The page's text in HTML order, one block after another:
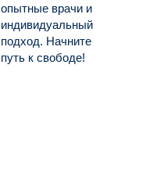
опытные врачи и
индивидуальный
подход. Начните
путь к свободе!